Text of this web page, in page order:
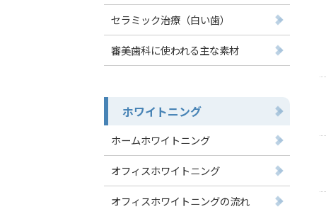
セラミック治療（白い歯）
審美歯科に使われる主な素材
ホワイトニング
ホームホワイトニング
オフィスホワイトニング
オフィスホワイトニングの流れ